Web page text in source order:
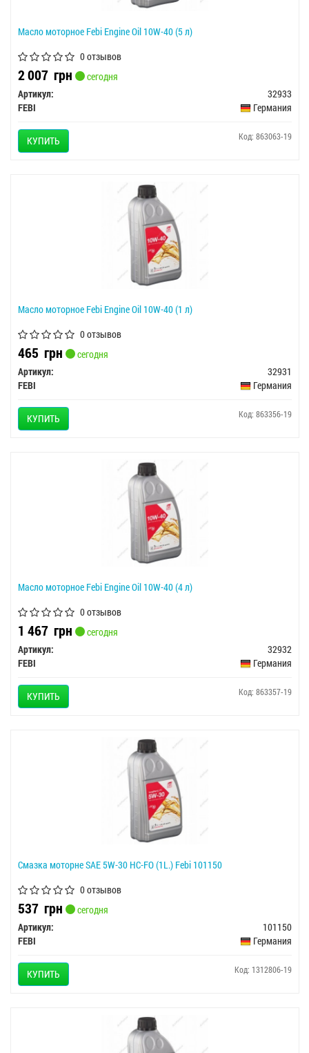
Масло моторное Febi Engine Oil 10W-40 (5 л)
0 отзывов
2 007 грн
сегодня
Артикул:
32933
FEBI
Германия
КУПИТЬ Код: 863063-19
Масло моторное Febi Engine Oil 10W-40 (1 л)
0 отзывов
465 грн
сегодня
Артикул:
32931
FEBI
Германия
КУПИТЬ Код: 863356-19
Масло моторное Febi Engine Oil 10W-40 (4 л)
0 отзывов
1 467 грн
сегодня
Артикул:
32932
FEBI
Германия
КУПИТЬ Код: 863357-19
Смазка моторне SAE 5W-30 HC-FO (1L.) Febi 101150
0 отзывов
537 грн
сегодня
Артикул:
101150
FEBI
Германия
КУПИТЬ Код: 1312806-19